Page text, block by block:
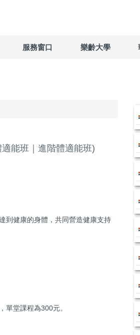
服務窗口 樂齡大學
能班｜進階體適能班)
到健康的身體，共同營造健康支持
堂課程為300元。